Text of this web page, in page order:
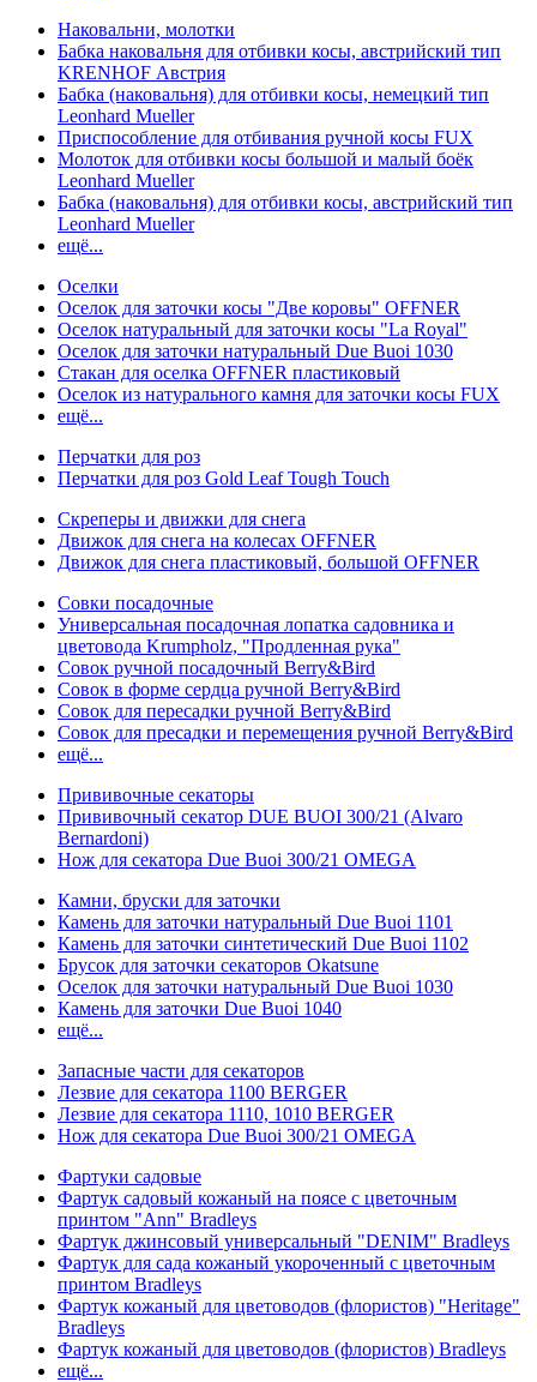
Наковальни, молотки
Бабка наковальня для отбивки косы, австрийский тип
KRENHOF Австрия
Бабка (наковальня) для отбивки косы, немецкий тип
Leonhard Mueller
Приспособление для отбивания ручной косы FUX
Молоток для отбивки косы большой и малый боёк
Leonhard Mueller
Бабка (наковальня) для отбивки косы, австрийский тип
Leonhard Mueller
ещё...
Оселки
Оселок для заточки косы "Две коровы" OFFNER
Оселок натуральный для заточки косы "La Royal"
Оселок для заточки натуральный Due Buoi 1030
Стакан для оселка OFFNER пластиковый
Оселок из натурального камня для заточки косы FUX
ещё...
Перчатки для роз
Перчатки для роз Gold Leaf Tough Touch
Скреперы и движки для снега
Движок для снега на колесах OFFNER
Движок для снега пластиковый, большой OFFNER
Совки посадочные
Универсальная посадочная лопатка садовника и
цветовода Krumpholz, "Продленная рука"
Совок ручной посадочный Berry&Bird
Совок в форме сердца ручной Berry&Bird
Совок для пересадки ручной Berry&Bird
Совок для пресадки и перемещения ручной Berry&Bird
ещё...
Прививочные секаторы
Прививочный секатор DUE BUOI 300/21 (Alvaro
Bernardoni)
Нож для секатора Due Buoi 300/21 OMEGA
Камни, бруски для заточки
Камень для заточки натуральный Due Buoi 1101
Камень для заточки синтетический Due Buoi 1102
Брусок для заточки секаторов Okatsune
Оселок для заточки натуральный Due Buoi 1030
Камень для заточки Due Buoi 1040
ещё...
Запасные части для секаторов
Лезвие для секатора 1100 BERGER
Лезвие для секатора 1110, 1010 BERGER
Нож для секатора Due Buoi 300/21 OMEGA
Фартуки садовые
Фартук садовый кожаный на поясе с цветочным
принтом "Ann" Bradleys
Фартук джинсовый универсальный "DENIM" Bradleys
Фартук для сада кожаный укороченный с цветочным
принтом Bradleys
Фартук кожаный для цветоводов (флористов) "Heritage"
Bradleys
Фартук кожаный для цветоводов (флористов) Bradleys
ещё...